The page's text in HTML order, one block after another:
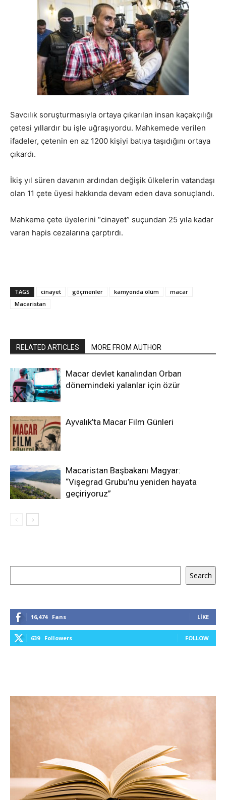
Savcılık soruşturmasıyla ortaya çıkarılan insan kaçakçılığı
çetesi yıllardır bu işle uğraşıyordu. Mahkemede verilen
ifadeler, çetenin en az 1200 kişiyi batıya taşıdığını ortaya
çıkardı.
İkiş yıl süren davanın ardından değişik ülkelerin vatandaşı
olan 11 çete üyesi hakkında devam eden dava sonuçlandı.
Mahkeme çete üyelerini “cinayet” suçundan 25 yıla kadar
varan hapis cezalarına çarptırdı.
TAGS cinayet göçmenler kamyonda ölüm
macar
Macaristan
RELATED ARTICLES MORE FROM AUTHOR
Macar devlet kanalından Orban
dönemindeki yalanlar için özür
Ayvalık’ta Macar Film Günleri
Macaristan Başbakanı Magyar:
“Vişegrad Grubu’nu yeniden hayata
geçiriyoruz”
Search
16,474 Fans LIKE
639 Followers FOLLOW